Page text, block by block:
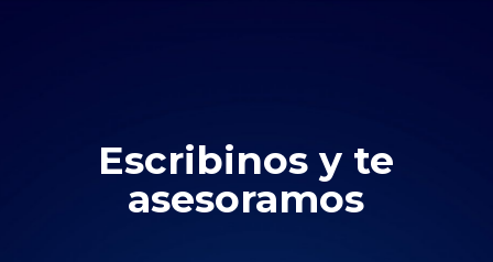
Escribinos y te
asesoramos